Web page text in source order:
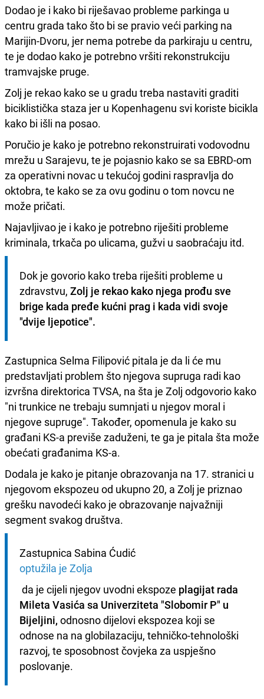
Dodao je i kako bi riješavao probleme parkinga u
centru grada tako što bi se pravio veći parking na
Marijin-Dvoru, jer nema potrebe da parkiraju u centru,
te je dodao kako je potrebno vršiti rekonstrukciju
tramvajske pruge.
Zolj je rekao kako se u gradu treba nastaviti graditi
biciklistička staza jer u Kopenhagenu svi koriste bicikla
kako bi išli na posao.
Poručio je kako je potrebno rekonstruirati vodovodnu
mrežu u Sarajevu, te je pojasnio kako se sa EBRD-om
za operativni novac u tekućoj godini raspravlja do
oktobra, te kako se za ovu godinu o tom novcu ne
može pričati.
Najavljivao je i kako je potrebno riješiti probleme
kriminala, trkača po ulicama, gužvi u saobraćaju itd.
Dok je govorio kako treba riješiti probleme u
zdravstvu, Zolj je rekao kako njega prođu sve
brige kada pređe kućni prag i kada vidi svoje
"dvije ljepotice".
Zastupnica Selma Filipović pitala je da li će mu
predstavljati problem što njegova supruga radi kao
izvršna direktorica TVSA, na šta je Zolj odgovorio kako
"ni trunkice ne trebaju sumnjati u njegov moral i
njegove supruge". Također, opomenula je kako su
građani KS-a previše zaduženi, te ga je pitala šta može
obećati građanima KS-a.
Dodala je kako je pitanje obrazovanja na 17. stranici u
njegovom ekspozeu od ukupno 20, a Zolj je priznao
grešku navodeći kako je obrazovanje najvažniji
segment svakog društva.
Zastupnica Sabina Ćudić
optužila je Zolja
da je cijeli njegov uvodni ekspoze plagijat rada
Mileta Vasića sa Univerziteta "Slobomir P" u
Bijeljini, odnosno dijelovi ekspozea koji se
odnose na na globilazaciju, tehničko-tehnološki
razvoj, te sposobnost čovjeka za uspješno
poslovanje.